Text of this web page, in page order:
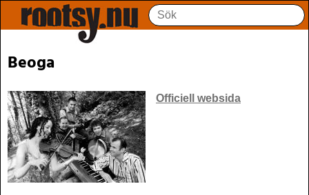
Beoga
Officiell websida